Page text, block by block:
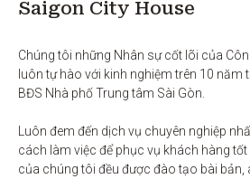
Saigon City House
Chúng tôi những Nhân sự cốt lõi của
luôn tự hào với kinh nghiệm trên 10 năm
BĐS Nhà phố Trung tâm Sài Gòn.
Luôn đem đến dịch vụ chuyên nghiệp
cách làm việc để phục vụ khách hàng
của chúng tôi đều được đào tạo bài bản,